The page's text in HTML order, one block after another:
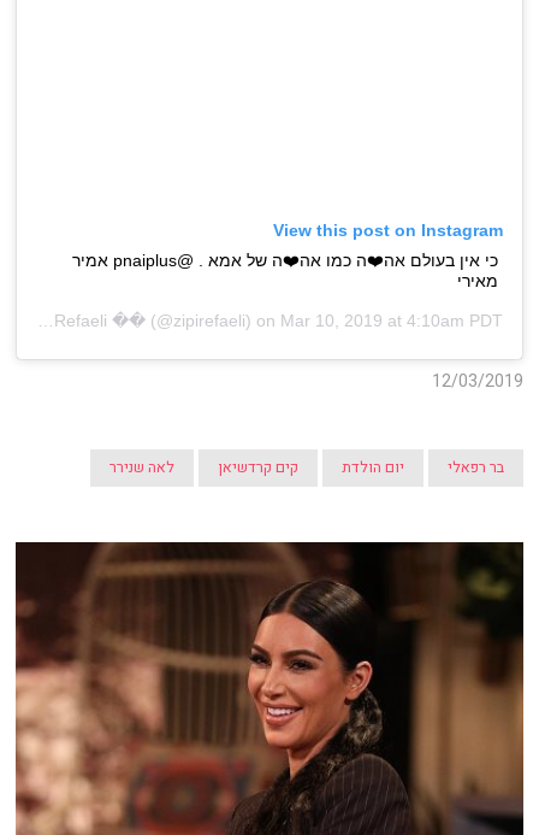
View this post on Instagram
כי אין בעולם אה❤️ה כמו אה❤️ה של אמא . @pnaiplus אמיר
מאירי
�� Zipi Refaeli ��(@zipirefaeli) on Mar 10, 2019 at 4:10am PDT
12/03/2019
בר רפאלי יום הולדת קים קרדשיאן לאה שנירר